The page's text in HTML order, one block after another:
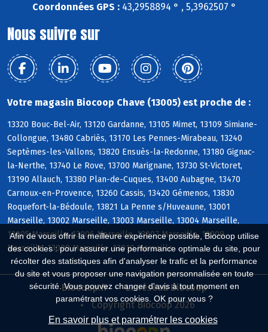
Afin de vous offrir la meilleure expérience possible, Biocoop utilise
des cookies : pour assurer une performance optimale du site, pour
récolter des statistiques afin d'analyser le trafic et la performance
du site et vous proposer une navigation personnalisée en toute
sécurité. Vous pouvez changer d'avis à tout moment en
paramétrant vos cookies. OK pour vous ?
En savoir plus et paramétrer les cookies
Coordonnées GPS :43,2958894 ° , 5,3962507 °
Nous suivre sur
Votre magasin Biocoop Chave (13005) est proche de :
13320 Bouc-Bel-Air, 13120 Gardanne, 13105 Mimet, 13109 Simiane-
Collongue, 13480 Cabriès, 13170 Les Pennes-Mirabeau, 13240
Septèmes-les-Vallons, 13820 Ensuès-la-Redonne, 13180 Gignac-
la-Nerthe, 13740 Le Rove, 13700 Marignane, 13730 St-Victoret,
13190 Allauch, 13380 Plan-de-Cuques, 13400 Aubagne, 13470
Carnoux-en-Provence, 13260 Cassis, 13420 Gémenos, 13830
Roquefort-la-Bédoule, 13821 La Penne s/Huveaune, 13001
Marseille, 13002 Marseille, 13003 Marseille, 13004 Marseille,
13005 Marseille, 13006 Marseille, 13007 Marseille, 13008
Marseille, 13009 Marseille, 13010 Marseille
Biocoop.fr
Le réseau Biocoop
Copyright Biocoop 2026